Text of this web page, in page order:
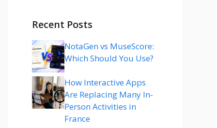
Recent Posts
NotaGen vs MuseScore:
Which Should You Use?
How Interactive Apps
Are Replacing Many In-
Person Activities in
France